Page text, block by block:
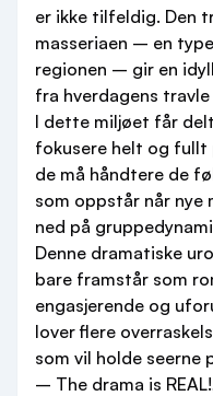
er ikke tilfeldig. Den
masseriaen – en
regionen – gir en
fra hverdagens
I dette miljøet får
fokusere helt og fullt
de må håndtere de
som oppstår når nye
ned på
Denne dramatiske
bare framstår som
engasjerende og
lover flere
som vil holde seerne
– The drama is